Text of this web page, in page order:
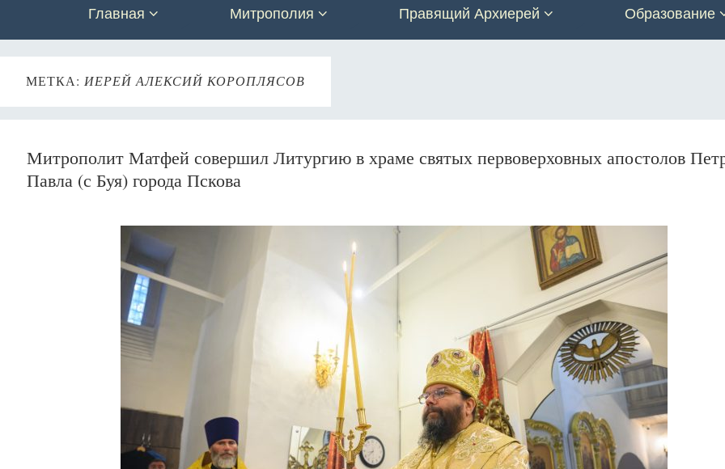
Главная Митрополия Правящий Архиерей Образование
МЕТКА: ИЕРЕЙ АЛЕКСИЙ КОРОПЛЯСОВ
Митрополит Матфей совершил Литургию в храме святых первоверховных апостолов
Павла (с Буя) города Пскова